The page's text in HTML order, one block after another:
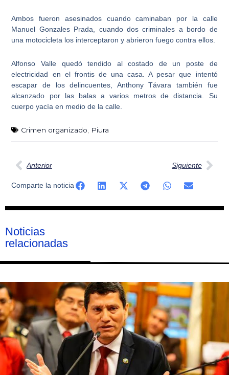
Ambos fueron asesinados cuando caminaban por la calle
Manuel Gonzales Prada, cuando dos criminales a bordo de
una motocicleta los interceptaron y abrieron fuego contra ellos.
Alfonso Valle quedó tendido al costado de un poste de
electricidad en el frontis de una casa. A pesar que intentó
escapar de los delincuentes, Anthony Távara también fue
alcanzado por las balas a varios metros de distancia. Su
cuerpo yacía en medio de la calle.
Crimen organizado, Piura
Ant
Anterior Siguiente
Comparte la noticia
Noticias
relacionadas
Página
Página
Página
Página
Página